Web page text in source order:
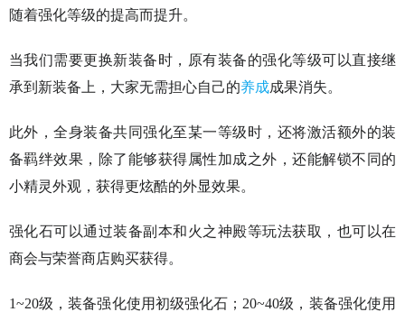
随着强化等级的提高而提升。
当我们需要更换新装备时，原有装备的强化等级可以直接继
承到新装备上，大家无需担心自己的养成成果消失。
此外，全身装备共同强化至某一等级时，还将激活额外的装
备羁绊效果，除了能够获得属性加成之外，还能解锁不同的
小精灵外观，获得更炫酷的外显效果。
强化石可以通过装备副本和火之神殿等玩法获取，也可以在
商会与荣誉商店购买获得。
1~20级，装备强化使用初级强化石；20~40级，装备强化使用